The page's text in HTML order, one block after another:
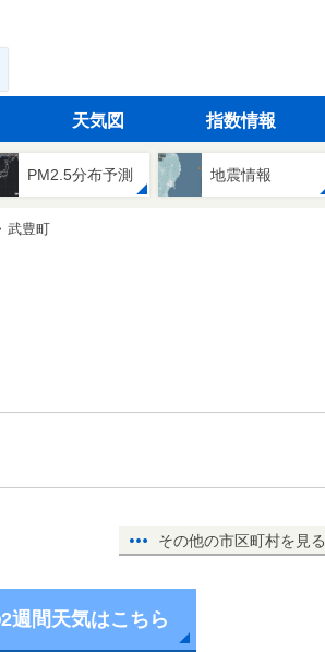
天気図 指数情報
PM2.5分布予測 地震情報
武豊町
その他の市区町村を見る
週間天気はこちら